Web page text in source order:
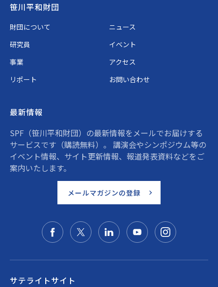
Footer
笹川平和財団
財団について
ニュース
研究員
イベント
事業
アクセス
リポート
お問い合わせ
最新情報
SPF（笹川平和財団）の最新情報をメールでお届けする
サービスです（購読無料）。 講演会やシンポジウム等の
イベント情報、サイト更新情報、報道発表資料などをご
案内いたします。
メールマガジンの登録
サテライトサイト